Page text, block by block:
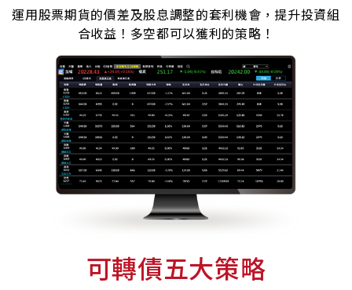
運用股票期貨的價差及股息調整的套利機會，提升投資組
合收益！多空都可以獲利的策略！
可轉債五大策略